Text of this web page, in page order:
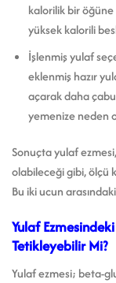
kalorilik bir
yüksek kalorili
İşlenmiş yulaf
eklenmiş hazır
açarak daha
yemenize neden
Sonuçta yulaf
olabileceği gibi, ölçü
Bu iki ucun
Yulaf
Tetikleyebilir Mi?
Yulaf ezmesi; beta-